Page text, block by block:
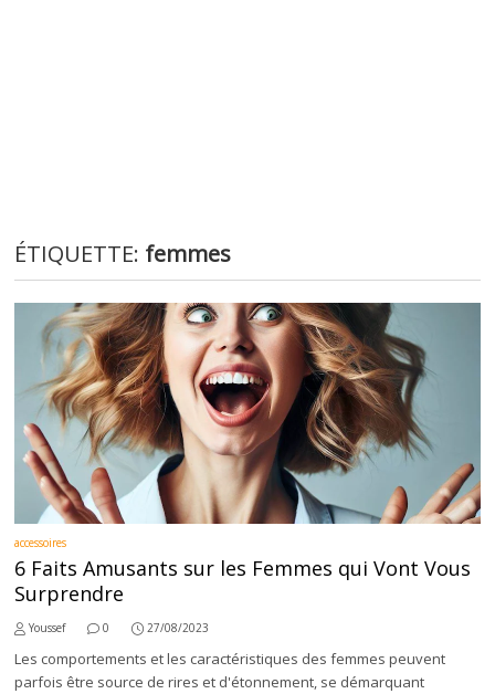
ÉTIQUETTE: femmes
accessoires
6 Faits Amusants sur les Femmes qui Vont Vous
Surprendre
Youssef 0 27/08/2023
Les comportements et les caractéristiques des femmes peuvent
parfois être source de rires et d'étonnement, se démarquant